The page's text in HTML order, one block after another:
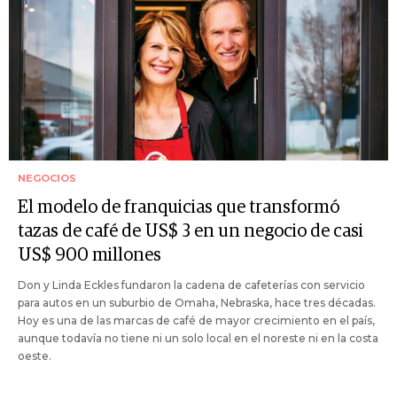
NEGOCIOS
El modelo de franquicias que transformó
tazas de café de US$ 3 en un negocio de casi
US$ 900 millones
Don y Linda Eckles fundaron la cadena de cafeterías con servicio
para autos en un suburbio de Omaha, Nebraska, hace tres décadas.
Hoy es una de las marcas de café de mayor crecimiento en el país,
aunque todavía no tiene ni un solo local en el noreste ni en la costa
oeste.